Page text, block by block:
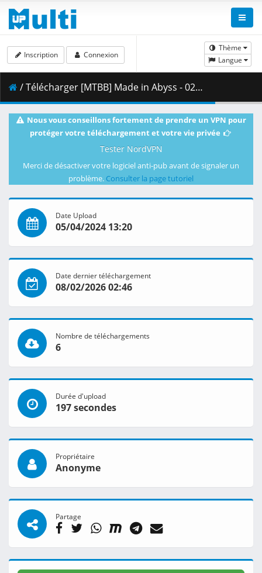
Thème
Langue
Inscription Connexion
/ Télécharger [MTBB] Made in Abyss - 02v2 (BD 1080p) [D433A7A1].mkv.004 ( 457.73 MB )
Nous vous conseillons fortement de prendre un VPN pour
protéger votre téléchargement et votre vie privée
Tester NordVPN
Merci de désactiver votre logiciel anti-pub avant de signaler un
problème. Consulter la page tutoriel
Date Upload
05/04/2024 13:20
Date dernier téléchargement
08/02/2026 02:46
Nombre de téléchargements
6
Durée d'upload
197 secondes
Propriétaire
Anonyme
Partage